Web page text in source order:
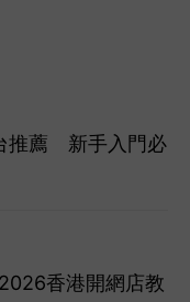
推薦 新手入門必
香港開網店教